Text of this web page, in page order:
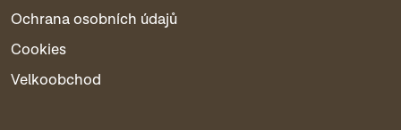
Ochrana osobních údajů
Cookies
Velkoobchod